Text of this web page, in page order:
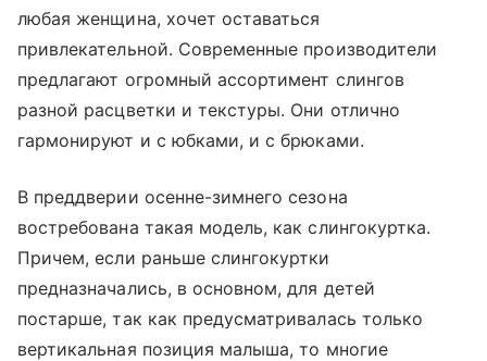
любая женщина, хочет оставаться
привлекательной. Современные производители
предлагают огромный ассортимент слингов
разной расцветки и текстуры. Они отлично
гармонируют и с юбками, и с брюками.
В преддверии осенне-зимнего сезона
востребована такая модель, как слингокуртка.
Причем, если раньше слингокуртки
предназначались, в основном, для детей
постарше, так как предусматривалась только
вертикальная позиция малыша, то многие